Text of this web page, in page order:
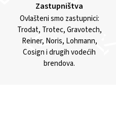
Zastupništva
Ovlašteni smo zastupnici:
Trodat, Trotec, Gravotech,
Reiner, Noris, Lohmann,
Cosign i drugih vodećih
brendova.